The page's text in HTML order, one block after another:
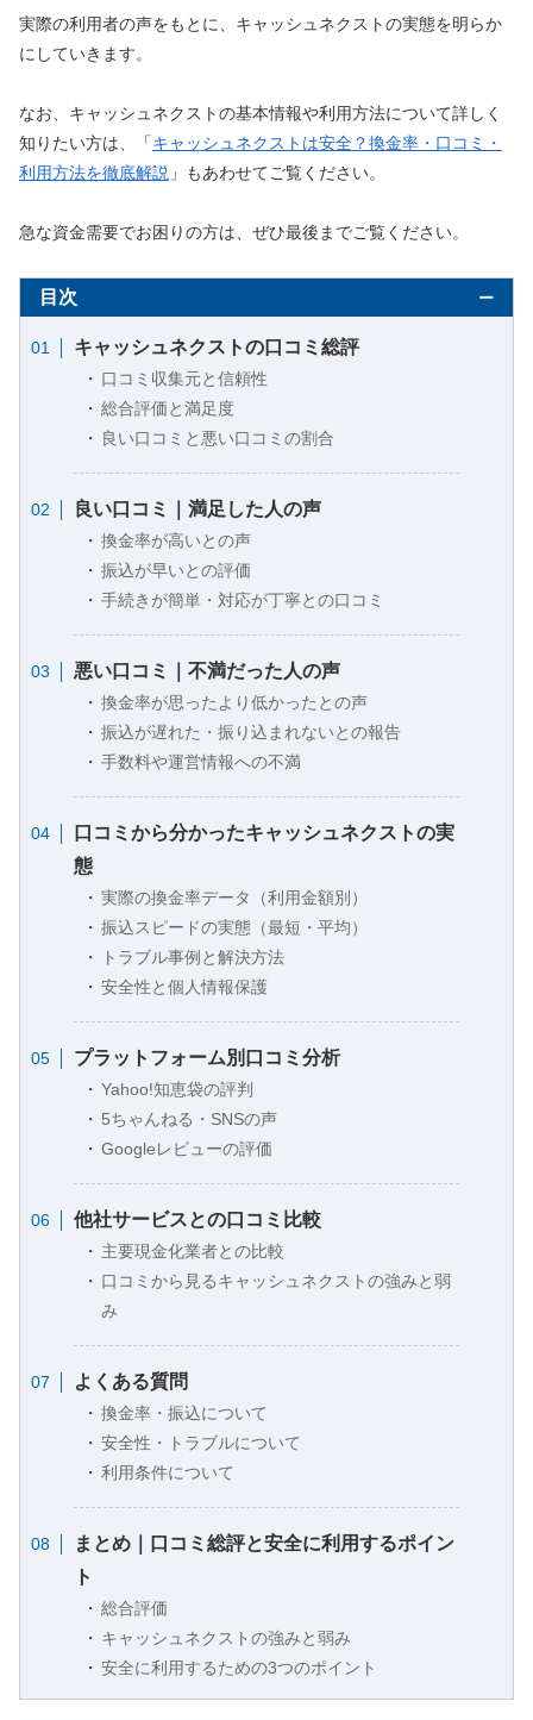
実際の利用者の声をもとに、キャッシュネクストの実態を明らか
にしていきます。
なお、キャッシュネクストの基本情報や利用方法について詳しく
知りたい方は、「キャッシュネクストは安全？換金率・口コミ・
利用方法を徹底解説 」もあわせてご覧ください。
急な資金需要でお困りの方は、ぜひ最後までご覧ください。
目次
キャッシュネクストの口コミ総評
口コミ収集元と信頼性
総合評価と満足度
良い口コミと悪い口コミの割合
良い口コミ｜満足した人の声
換金率が高いとの声
振込が早いとの評価
手続きが簡単・対応が丁寧との口コミ
悪い口コミ｜不満だった人の声
換金率が思ったより低かったとの声
振込が遅れた・振り込まれないとの報告
手数料や運営情報への不満
口コミから分かったキャッシュネクストの実
態
実際の換金率データ（利用金額別）
振込スピードの実態（最短・平均）
トラブル事例と解決方法
安全性と個人情報保護
プラットフォーム別口コミ分析
Yahoo!知恵袋の評判
5ちゃんねる・SNSの声
Googleレビューの評価
他社サービスとの口コミ比較
主要現金化業者との比較
口コミから見るキャッシュネクストの強みと弱
み
よくある質問
換金率・振込について
安全性・トラブルについて
利用条件について
まとめ｜口コミ総評と安全に利用するポイン
ト
総合評価
キャッシュネクストの強みと弱み
安全に利用するための3つのポイント